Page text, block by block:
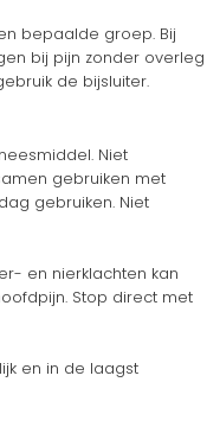
bepaalde groep. Bij
bij pijn zonder overleg
de bijsluiter.
Niet
gebruiken met
gebruiken. Niet
en nierklachten kan
Stop direct met
en in de laagst